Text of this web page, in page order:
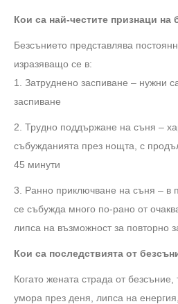
Кои са нaй-честите признаци на
Безсънието представлява
изразяващо се в:
1. Затруднено заспиване – нужни
заспиване
2. Трудно поддържане на съня –
събужданията през нощта, с
45 минути
3. Ранно приключване на съня – в
се събужда много по-рано от
липса на възможност за повторно
Кои са последствията от
Когато жената страда от безсъние,
умора през деня, липса на